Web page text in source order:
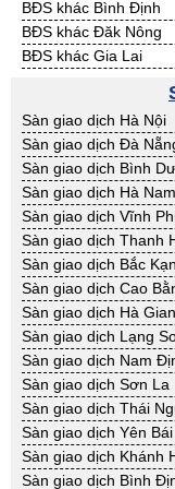
BĐS khác Bình Định
BĐS khác Đăk Nông
BĐS khác Gia Lai
BĐS khác Ninh Thuận
BĐS khác Quảng Bình
BĐS khác Quảng Ngãi
BĐS khác Cần Thơ
BĐS khác Bạc Liêu
BĐS khác Bình Phước
BĐS khác Đồng Tháp
BĐS khác Kiên Giang
BĐS khác Sóc Trăng
BĐS khác Tiền Giang
BĐS khác Vĩnh Long
BĐS khác Hưng Yên
Sàn giao dịch Hà Nội
Sàn giao dịch Đà
Sàn giao dịch Bình
Sàn giao dịch Hà Nam
Sàn giao dịch Vĩnh
Sàn giao dịch Thanh
Sàn giao dịch Bắc Kạn
Sàn giao dịch Cao
Sàn giao dịch Hà
Sàn giao dịch Lạng
Sàn giao dịch Nam
Sàn giao dịch Sơn La
Sàn giao dịch Thái
Sàn giao dịch Yên Bái
Sàn giao dịch Khánh
Sàn giao dịch Bình